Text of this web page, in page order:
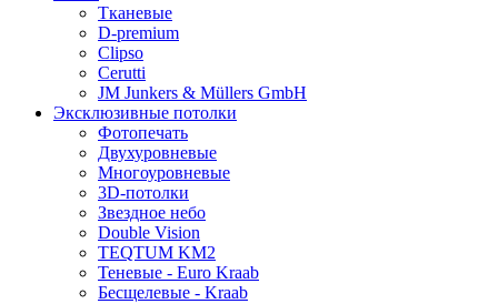
Тканевые
D-premium
Clipso
Cerutti
JM Junkers & Müllers GmbH
Эксклюзивные потолки
Фотопечать
Двухуровневые
Многоуровневые
3D-потолки
Звездное небо
Double Vision
TEQTUM KM2
Теневые - Euro Kraab
Бесщелевые - Kraab